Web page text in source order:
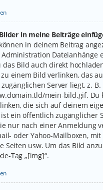
in meine Beiträge
in deinem Beitrag
Dateianhänge
das Bild auch direkt
einem Bild verlinken, das
Server liegt, z. B.
mein-bild.gif. Du
die sich auf deinem
ein öffentlich zugänglicher
nur nach einer Anmeldung
oder Yahoo-Mailboxen,
Seiten usw. Um das Bild
Tag „[img]“.